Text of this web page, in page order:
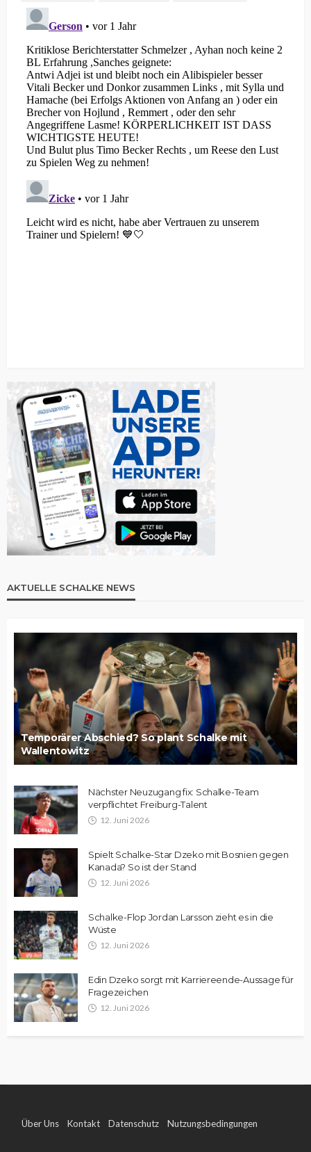
AKTUELLE SCHALKE NEWS
Temporärer Abschied? So plant Schalke mit
Wallentowitz
Nächster Neuzugang fix: Schalke-Team
verpflichtet Freiburg-Talent
12. Juni 2026
Spielt Schalke-Star Dzeko mit Bosnien gegen
Kanada? So ist der Stand
12. Juni 2026
Schalke-Flop Jordan Larsson zieht es in die
Wüste
12. Juni 2026
Edin Dzeko sorgt mit Karriereende-Aussage für
Fragezeichen
12. Juni 2026
Über Uns Kontakt Datenschutz Nutzungsbedingungen